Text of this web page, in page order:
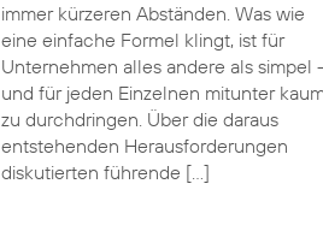
immer kürzeren Abständen. Was wie
eine einfache Formel klingt, ist für
Unternehmen alles andere als simpel
und für jeden Einzelnen mitunter
zu durchdringen. Über die daraus
entstehenden Herausforderungen
diskutierten führende […]